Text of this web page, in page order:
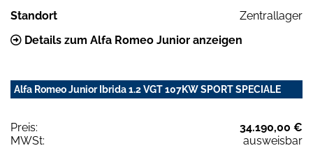
Standort
Zentrallager
Details zum Alfa Romeo Junior anzeigen
Alfa Romeo Junior Ibrida 1.2 VGT 107KW SPORT SPECIALE
Preis:
34.190,00 €
MWSt:
ausweisbar